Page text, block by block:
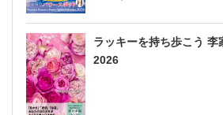
ラッキーを持ち歩こう 李
2026